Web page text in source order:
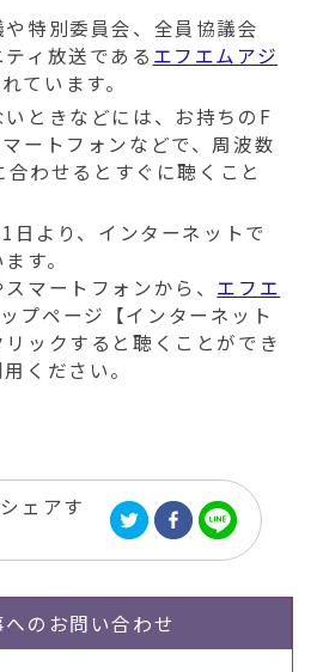
特別委員会、全員協議会
ィ放送である エフエムアジ
ています。
ときなどには、お持ちのF
ートフォンなどで、周波数
わせるとすぐに聴くこと
日より、インターネットで
す。
マートフォンから、 エフエ
プページ【インターネット
ックすると聴くことができ
ください。
ェアす
の お問い合わせ